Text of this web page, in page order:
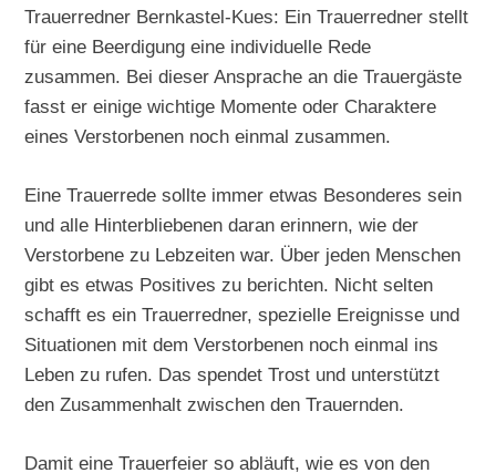
Trauerredner Bernkastel-Kues: Ein Trauerredner stellt
für eine Beerdigung eine individuelle Rede
zusammen. Bei dieser Ansprache an die Trauergäste
fasst er einige wichtige Momente oder Charaktere
eines Verstorbenen noch einmal zusammen.
Eine Trauerrede sollte immer etwas Besonderes sein
und alle Hinterbliebenen daran erinnern, wie der
Verstorbene zu Lebzeiten war. Über jeden Menschen
gibt es etwas Positives zu berichten. Nicht selten
schafft es ein Trauerredner, spezielle Ereignisse und
Situationen mit dem Verstorbenen noch einmal ins
Leben zu rufen. Das spendet Trost und unterstützt
den Zusammenhalt zwischen den Trauernden.
Damit eine Trauerfeier so abläuft, wie es von den